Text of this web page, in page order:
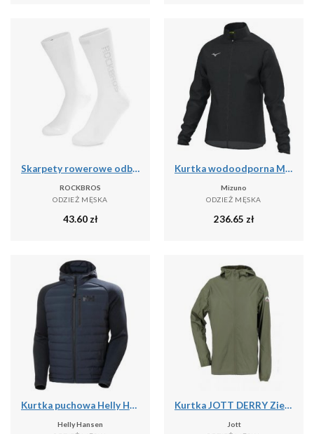
Skarpety rowerowe odblaskowe unisex antybakteryjne
ROCKBROS
ODZIEŻ MĘSKA
43.60 zł
Kurtka wodoodporna Mizuno RB
Mizuno
ODZIEŻ MĘSKA
236.65 zł
Kurtka puchowa Helly Hansen Arctic Ocean Hybrid
Helly Hansen
Kurtka JOTT DERRY Zielony
Jott